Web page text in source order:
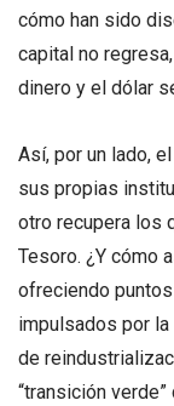
cómo han sido
capital no
dinero y el dólar
Así, por un lado,
sus propias
otro recupera los
Tesoro. ¿Y cómo
ofreciendo
impulsados por
de
“transición